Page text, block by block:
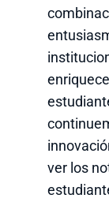
ver los